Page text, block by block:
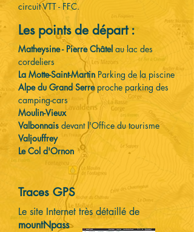
circuit VTT - FFC.
Les points de départ :​
Matheysine - Pierre Châtel au lac des
cordeliers
La Motte-Saint-Martin Parking de la piscine
Alpe du Grand Serreproche parking des
camping-cars
Moulin-Vieux
Valbonnais devant l'Office du tourisme
Valjouffrey
Le Col d'Ornon
Traces GPS
Le site Internet très détaillé de
mountNpass